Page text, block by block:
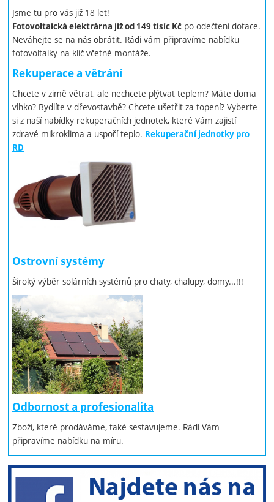
Jsme tu pro vás již 18 let!
Fotovoltaická elektrárna již od 149 tisíc Kč po odečtení dotace.
Neváhejte se na nás obrátit. Rádi vám připravíme nabídku
fotovoltaiky na klíč včetně montáže.
Rekuperace a větrání
Chcete v zimě větrat, ale nechcete plýtvat teplem? Máte doma
vlhko? Bydlíte v dřevostavbě? Chcete ušetřit za topení? Vyberte
si z naší nabídky rekuperačních jednotek, které Vám zajistí
zdravé mikroklima a uspoří teplo. Rekuperační jednotky pro
RD
Ostrovní systémy
Široký výběr solárních systémů pro chaty, chalupy, domy...!!!
Odbornost a profesionalita
Zboží, které prodáváme, také sestavujeme. Rádi Vám
připravíme nabídku na míru.